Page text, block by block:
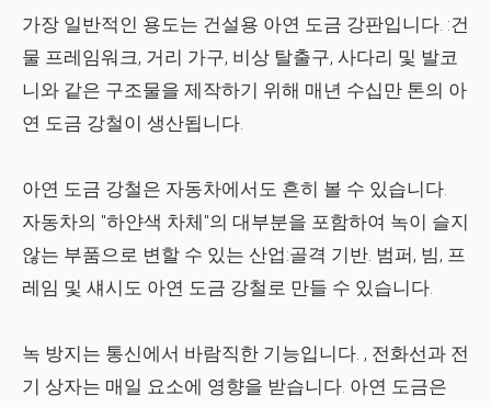
가장 일반적인 용도는 건설 용 아연 도금 강판입니다. :건
물 프레임워크, 거리 가구, 비상 탈출구, 사다리 및 발코
니와 같은 구조물을 제작하기 위해 매년 수십만 톤의 아
연 도금 강철이 생산됩니다.
아연 도금 강철은 자동차에서도 흔히 볼 수 있습니다.
자동차의 "하얀색 차체"의 대부분을 포함하여 녹이 슬지
않는 부품으로 변할 수 있는 산업:골격 기반. 범퍼, 빔, 프
레임 및 섀시도 아연 도금 강철로 만들 수 있습니다.
녹 방지는 통신에서 바람직한 기능입니다. , 전화선과 전
기 상자는 매일 요소에 영향을 받습니다. 아연 도금은